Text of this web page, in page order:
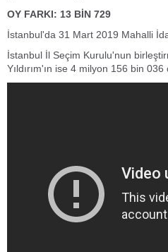
OY FARKI: 13 BİN 729
İstanbul'da 31 Mart 2019 Mahalli
İstanbul İl Seçim Kurulu'nun
Yıldırım'ın ise 4 milyon 156 bin